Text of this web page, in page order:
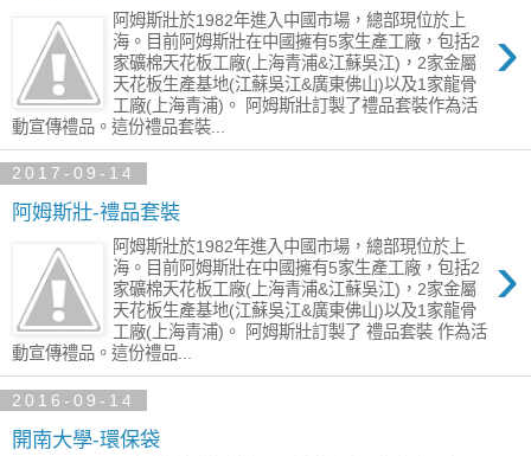
›
阿姆斯壯於1982年進入中國市場，總部現位於上
海。目前阿姆斯壯在中國擁有5家生產工廠，包括2
家礦棉天花板工廠(上海青浦&江蘇吳江)，2家金屬
天花板生產基地(江蘇吳江&廣東佛山)以及1家龍骨
工廠(上海青浦)。 阿姆斯壯訂製了禮品套裝作為活
動宣傳禮品。這份禮品套裝...
2017-09-14
阿姆斯壯-禮品套裝
›
阿姆斯壯於1982年進入中國市場，總部現位於上
海。目前阿姆斯壯在中國擁有5家生產工廠，包括2
家礦棉天花板工廠(上海青浦&江蘇吳江)，2家金屬
天花板生產基地(江蘇吳江&廣東佛山)以及1家龍骨
工廠(上海青浦)。 阿姆斯壯訂製了 禮品套裝 作為活
動宣傳禮品。這份禮品...
2016-09-14
開南大學-環保袋